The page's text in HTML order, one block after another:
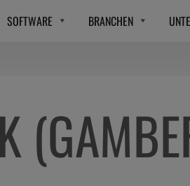
SOFTWARE BRANCHEN